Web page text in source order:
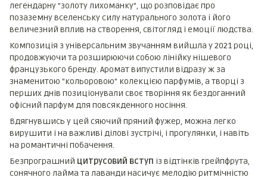
легендарну "золоту лихоманку", що розповідає про
позаземну вселенську силу натурального золота і його
величезний вплив на створення, світогляд і емоції людства.
Композиція з універсальним звучанням вийшла у 2021 році,
продовжуючи та розширюючи собою лінійку нішевого
французького бренду. Аромат випустили відразу ж за
знаменитою "кольоровою" колекцією парфумів, а творці з
перших днів позиціонували своє творіння як бездоганний
офісний парфум для повсякденного носіння.
Вдягнувшись у цей сяючий пряний фужер, можна легко
вирушити і на важливі ділові зустрічі, і прогулянки, і навіть
на романтичні побачення.
Безпрограшний цитрусовий вступ із відтінків грейпфрута,
сонячного лайма та лаванди насичує мелодію ритмічністю